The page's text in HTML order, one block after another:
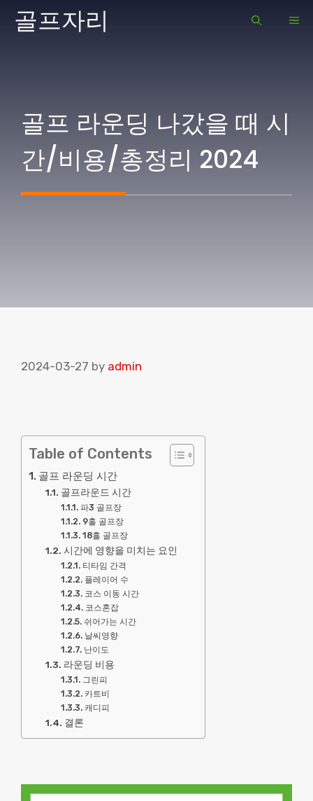
Skip골프자리
골프 라운딩 나갔을 때 시
간/비용/총정리 2024
2024-03-27 by admin
Table of Contents
골프 라운딩 시간
골프라운드 시간
파3 골프장
9홀 골프장
18홀 골프장
시간에 영향을 미치는 요인
티타임 간격
플레이어 수
코스 이동 시간
코스혼잡
쉬어가는 시간
날씨영향
난이도
라운딩 비용
그린피
카트비
캐디피
결론